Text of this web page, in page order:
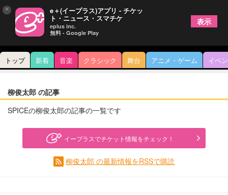
トップ 新着 音楽 クラシック 舞台 アニメ・ゲーム イベ
柳俊太郎 の記事
SPICEの柳俊太郎の記事の一覧です
イープラスでチケット情報をチェック！
柳俊太郎 の最新情報をRSSで購読
× e＋(イープラス)アプリ - チケッ
ト・ニュース・スマチケ
eplus inc.
無料 - Google Play
表示